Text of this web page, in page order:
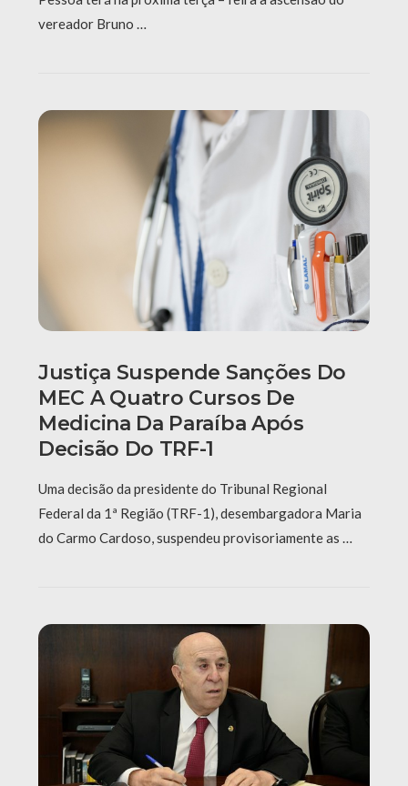
vereador Bruno …
Justiça Suspende Sanções Do
MEC A Quatro Cursos De
Medicina Da Paraíba Após
Decisão Do TRF-1
Uma decisão da presidente do Tribunal Regional
Federal da 1ª Região (TRF-1), desembargadora Maria
do Carmo Cardoso, suspendeu provisoriamente as …